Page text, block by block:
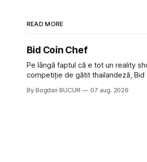
READ MORE
Bid Coin Chef
Pe lângă faptul că e tot un reality
competiție de gătit thailandeză, Bid
Restaurant War Street King Thailand:
By Bogdan BUCUR 07 aug. 2026